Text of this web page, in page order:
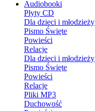
Audiobooki
Płyty CD
Dla dzieci i młodzieży
Pismo Święte
Powieści
Relacje
Dla dzieci i młodzieży
Pismo Święte
Powieści
Relacje
Pliki MP3
Duchowość